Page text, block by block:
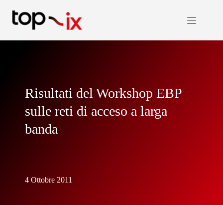
contenuto
Risultati del Workshop EBP
sulle reti di acceso a larga
banda
4 Ottobre 2011